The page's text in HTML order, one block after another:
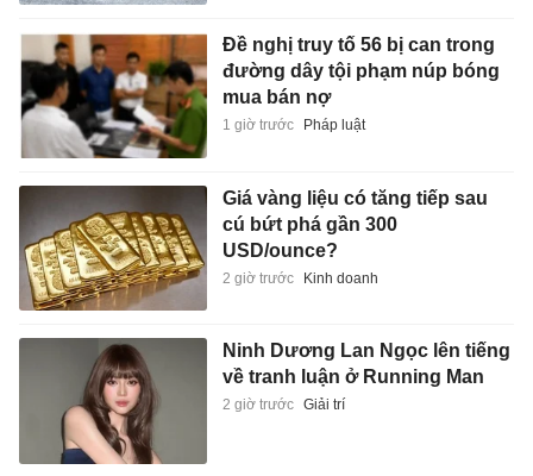
Đề nghị truy tố 56 bị can trong
đường dây tội phạm núp bóng
mua bán nợ
1 giờ trước Pháp luật
Giá vàng liệu có tăng tiếp sau
cú bứt phá gần 300
USD/ounce?
2 giờ trước Kinh doanh
Ninh Dương Lan Ngọc lên tiếng
về tranh luận ở Running Man
2 giờ trước Giải trí